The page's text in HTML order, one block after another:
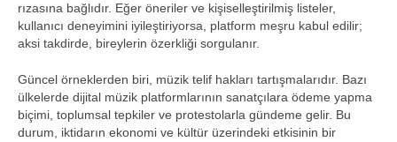
rızasına bağlıdır. Eğer öneriler ve kişiselleştirilmiş listeler,
kullanıcı deneyimini iyileştiriyorsa, platform meşru kabul edilir;
aksi takdirde, bireylerin özerkliği sorgulanır.
Güncel örneklerden biri, müzik telif hakları tartışmalarıdır. Bazı
ülkelerde dijital müzik platformlarının sanatçılara ödeme yapma
biçimi, toplumsal tepkiler ve protestolarla gündeme gelir. Bu
durum, iktidarın ekonomi ve kültür üzerindeki etkisinin bir